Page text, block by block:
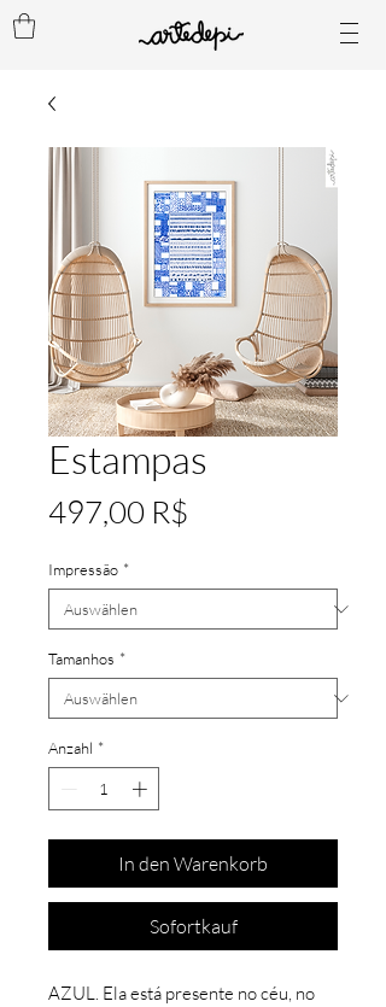
Estampas
497,00 R$
Impressão *
Tamanhos *
Anzahl *
In den Warenkorb
Sofortkauf
AZUL. Ela está presente no céu, no